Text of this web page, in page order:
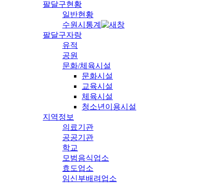
팔달구현황
일반현황
수원시통계
팔달구자랑
유적
공원
문화/체육시설
문화시설
교육시설
체육시설
청소년이용시설
지역정보
의료기관
공공기관
학교
모범음식업소
효도업소
임신부배려업소